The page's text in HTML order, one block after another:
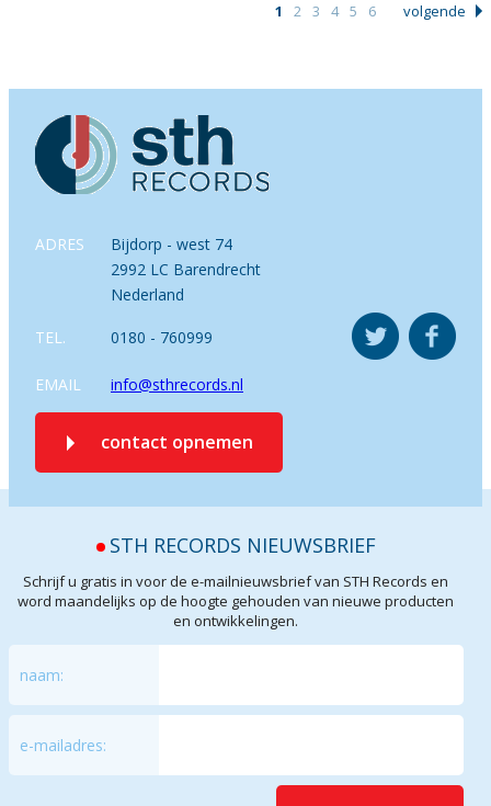
1 2 3 4 5 6 volgende
ADRES
Bijdorp - west 74
2992 LC Barendrecht
Nederland
TEL. 0180 - 760999
EMAIL info@sthrecords.nl
contact opnemen
STH RECORDS NIEUWSBRIEF
Schrijf u gratis in voor de e-mailnieuwsbrief van STH Records en
word maandelijks op de hoogte gehouden van nieuwe producten
en ontwikkelingen.
naam:
e-mailadres: